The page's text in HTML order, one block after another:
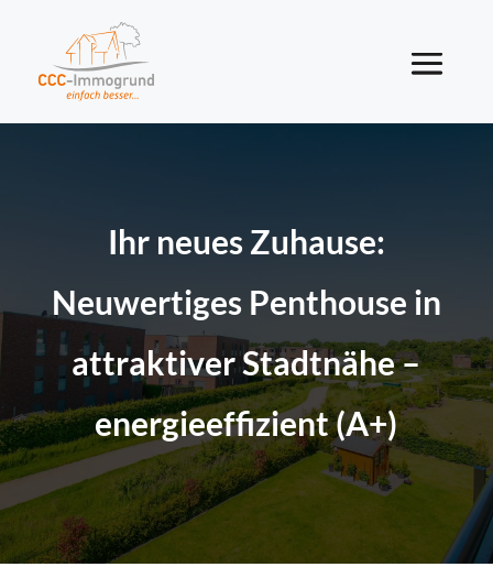
Ihr neues Zuhause:
Neuwertiges Penthouse in
attraktiver Stadtnähe –
energieeffizient (A+)